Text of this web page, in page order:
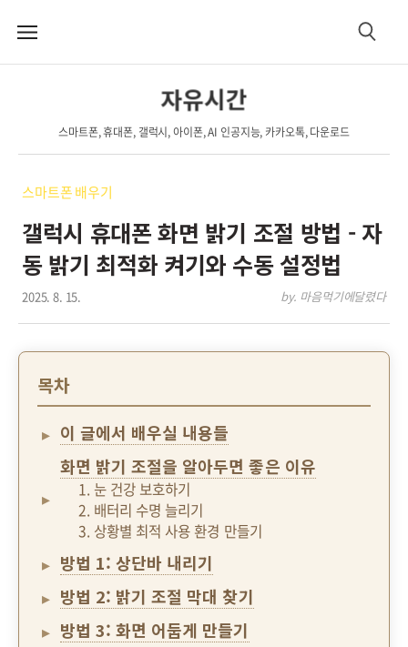
메
검
자유시간
스마트폰, 휴대폰, 갤럭시, 아이폰, AI 인공지능, 카카오톡, 다운로드
스마트폰 배우기
갤럭시 휴대폰 화면 밝기 조절 방법 - 자
동 밝기 최적화 켜기와 수동 설정법
2025. 8. 15. by. 마음먹기에달렸다
목차
이 글에서 배우실 내용들
화면 밝기 조절을 알아두면 좋은 이유
1. 눈 건강 보호하기
2. 배터리 수명 늘리기
3. 상황별 최적 사용 환경 만들기
방법 1: 상단바 내리기
방법 2: 밝기 조절 막대 찾기
방법 3: 화면 어둡게 만들기